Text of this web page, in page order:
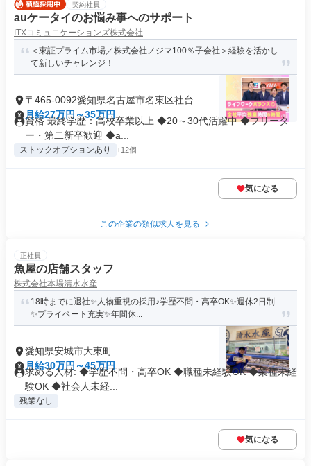
契約社員
auケータイのお悩み事へのサポート
ITXコミュニケーションズ株式会社
＜東証プライム市場／株式会社ノジマ100％子会社＞経験を活かし
て新しいチャレンジ！
〒465-0092愛知県名古屋市名東区社台
月給27万円～35万円
資格 最終学歴：高校卒業以上 ◆20～30代活躍中 ◆フリータ
ー・第二新卒歓迎 ◆a...
ストックオプションあり +12個
気になる
この企業の類似求人を見る
正社員
魚屋の店舗スタッフ
株式会社本場清水水産
18時までに退社✨人物重視の採用♪学歴不問・高卒OK✨週休2日制
✨プライベート充実✨年間休...
愛知県安城市大東町
月給30万円～45万円
求める人材: ◆学歴不問・高卒OK ◆職種未経験OK ◆業種未経
験OK ◆社会人未経...
残業なし
気になる